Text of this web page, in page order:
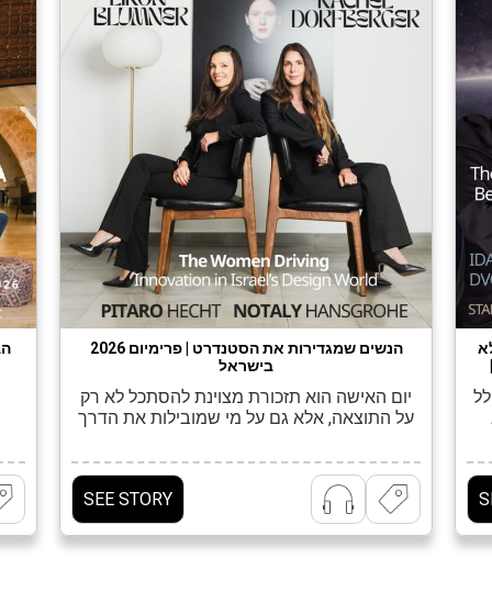
הנשים שמגדירות את הסטנדרט | פרימיום 2026
בישראל
יום האישה הוא תזכורת מצוינת להסתכל לא רק
על התוצאה, אלא גם על מי שמובילות את הדרך
שלב: בסטודיו, בשטח, בחדרי התצוגה וגם
מאחורי הקלעים, אצל הנשים שמחברות בין רעיון,
תכנון, מוצר ומרחב, ויודעות להפוך חזון לפרטים
מדויקים. בהפקה מיוחדת שצולמה במלון דריסקו
בתל אביב, בשיתוף פיטרו הכט […]
SEE STORY
חברת הולנדיה , שהחלה את דרכה ב-1981,